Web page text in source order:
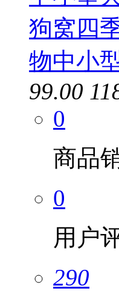
狗窝四
物中小
99.00
0
商品
0
用户
290